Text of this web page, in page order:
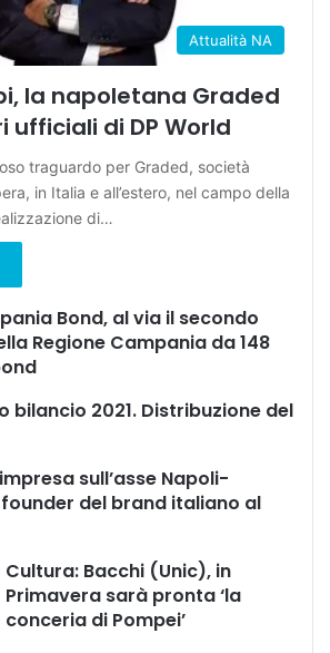
Attualità NA
la napoletana Graded
ufficiali di DP World
traguardo per Graded, società
in Italia e all’estero, nel campo della
di…
Bond, al via il secondo
Regione Campania da 148
bilancio 2021. Distribuzione del
sull’asse Napoli-
del brand italiano al
Cultura: Bacchi (Unic), in
Primavera sarà pronta ‘la
conceria di Pompei’